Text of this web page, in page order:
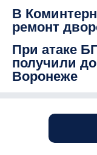
В
ремонт
При атаке
получили
Воронеже